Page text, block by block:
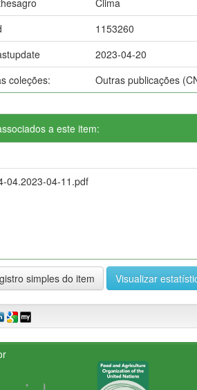
1153260
2023-04-20
coleções:
Outras publicações
a este item:
04.2023-04-11.pdf
simples do item Visualizar